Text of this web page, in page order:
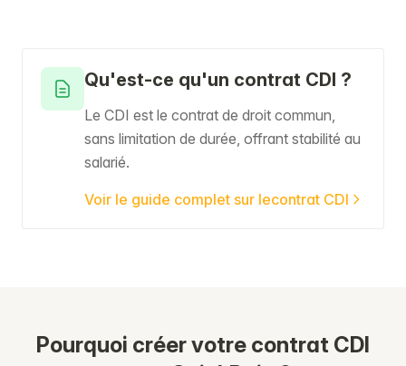
Qu'est-ce qu'un contrat CDI ?
Le CDI est le contrat de droit commun,
sans limitation de durée, offrant stabilité au
salarié.
Voir le guide complet sur lecontrat CDI
Pourquoi créer votre contrat CDI